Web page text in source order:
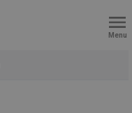
Menu